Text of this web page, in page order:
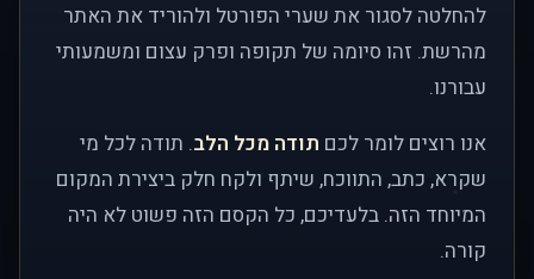
להחלטה לסגור את שערי הפורטל ולהוריד את האתר
מהרשת. זהו סיומה של תקופה ופרק עצום ומשמעותי
עבורנו.
אנו רוצים לומר לכם תודה מכל הלב. תודה לכל מי
שקרא, כתב, התווכח, שיתף ולקח חלק ביצירת המקום
המיוחד הזה. בלעדיכם, כל הקסם הזה פשוט לא היה
קורה.